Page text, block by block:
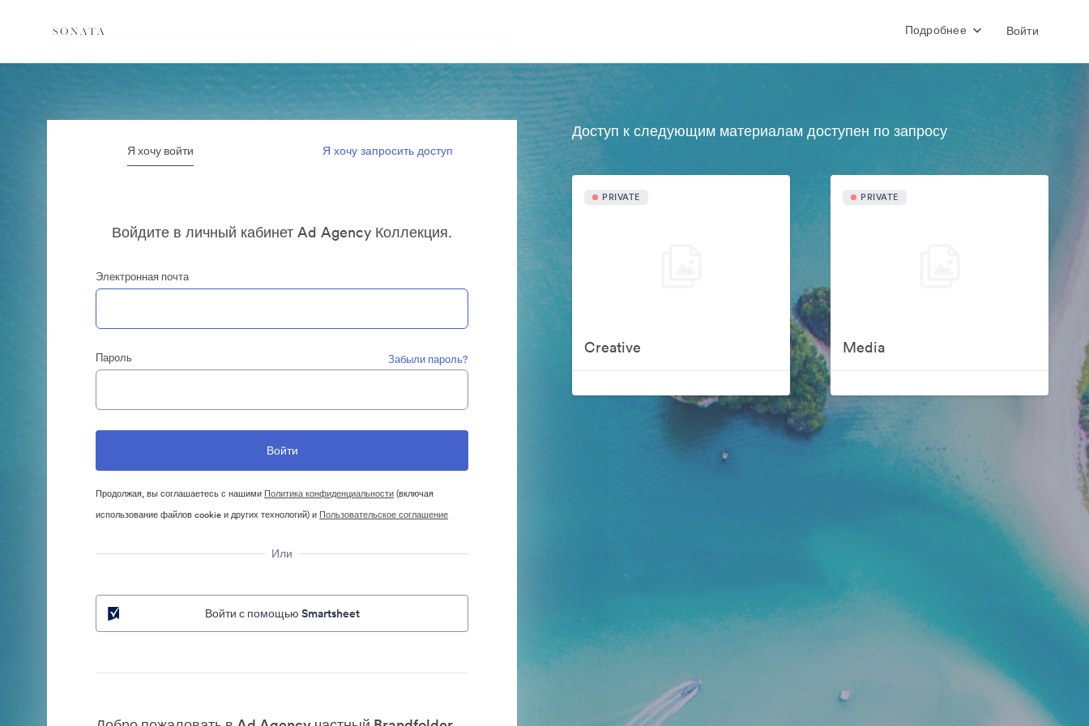
Подробнее Войти
Я хочу войти Я хочу запросить доступ
Войдите в личный кабинет Ad Agency Коллекция.
Электронная почта
Пароль Забыли пароль?
Продолжая, вы соглашаетесь с нашими Политика конфиденциальности(включая
использование файлов cookie и других технологий) и Пользовательское соглашение
Или
Войти с помощью Smartsheet
Доступ к следующим материалам доступен по запросу
PRIVATE
Creative
PRIVATE
Media